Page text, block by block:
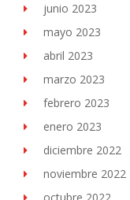
junio 2023
mayo 2023
abril 2023
marzo 2023
febrero 2023
enero 2023
diciembre 2022
noviembre 2022